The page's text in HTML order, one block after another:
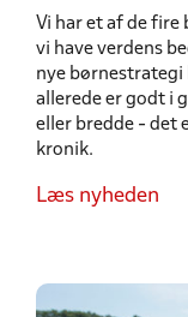
Vi har et af de fire
vi have verdens
nye
allerede er godt i
eller bredde - det
kronik.
Læs nyheden